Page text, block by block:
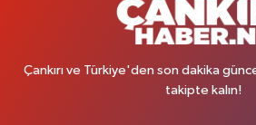
Çankırı ve Türkiye'den son dakika
takipte kalın!